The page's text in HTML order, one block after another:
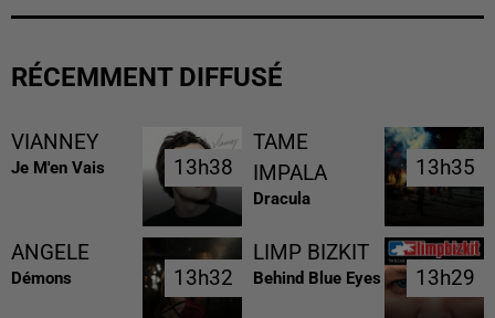
RÉCEMMENT DIFFUSÉ
VIANNEY
Je M'en Vais 13h38
13h38
TAME
IMPALA
Dracula
13h35
13h35
ANGELE
Démons 13h32
13h32
LIMP BIZKIT
Behind Blue Eyes 13h29
13h29